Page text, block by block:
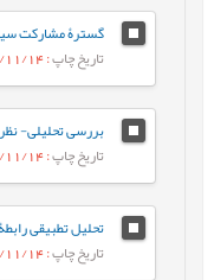
گسترۀ مشارکت
تاریخ چاپ: 1404/11/14
بررسی تحلیلی-
تاریخ چاپ: 1404/11/14
تاریخ چاپ: 1404/11/14